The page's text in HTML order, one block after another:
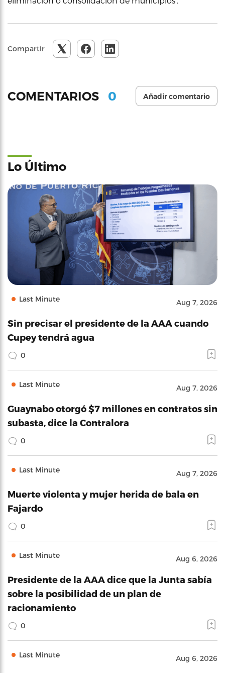
Compartir
COMENTARIOS 0 Añadir comentario
Lo Último
Last Minute Aug 7, 2026
Sin precisar el presidente de la AAA cuando
Cupey tendrá agua
0
Last Minute Aug 7, 2026
Guaynabo otorgó $7 millones en contratos sin
subasta, dice la Contralora
0
Last Minute Aug 7, 2026
Muerte violenta y mujer herida de bala en
Fajardo
0
Last Minute Aug 6, 2026
Presidente de la AAA dice que la Junta sabía
sobre la posibilidad de un plan de
racionamiento
0
Last Minute Aug 6, 2026